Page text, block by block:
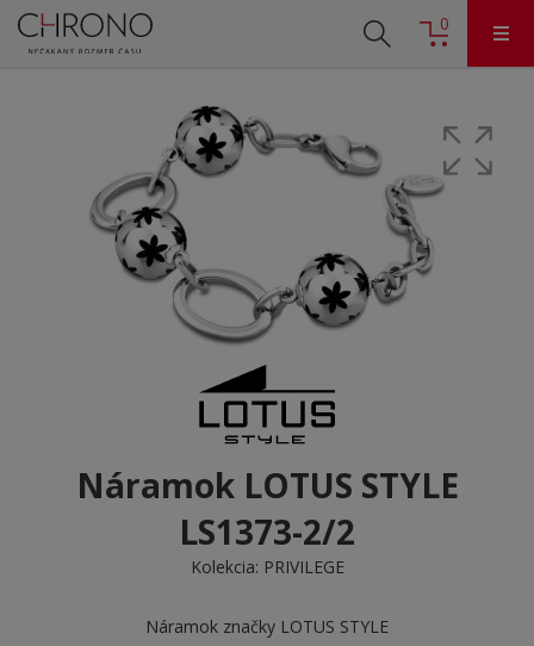
0
Náramok LOTUS STYLE
LS1373-2/2
Kolekcia: PRIVILEGE
Náramok značky LOTUS STYLE